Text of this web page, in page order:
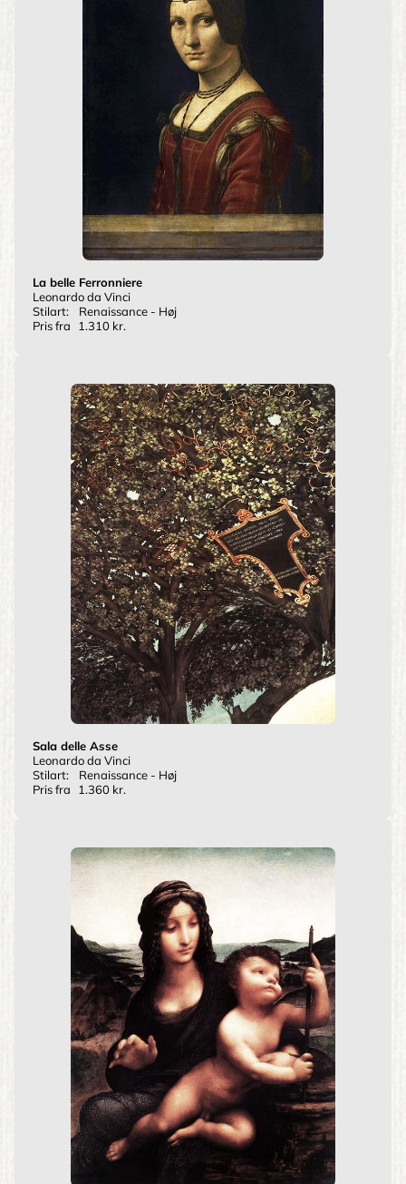
La belle Ferronniere
Leonardo da Vinci
Stilart:
Renaissance - Høj
Pris fra
1.310 kr.
Sala delle Asse
Leonardo da Vinci
Stilart:
Renaissance - Høj
Pris fra
1.360 kr.